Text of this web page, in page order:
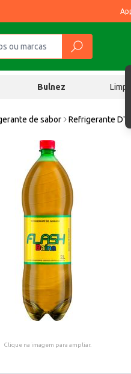
Bulnez
de sabor Refrigerante
Clique na imagem para ampliar.